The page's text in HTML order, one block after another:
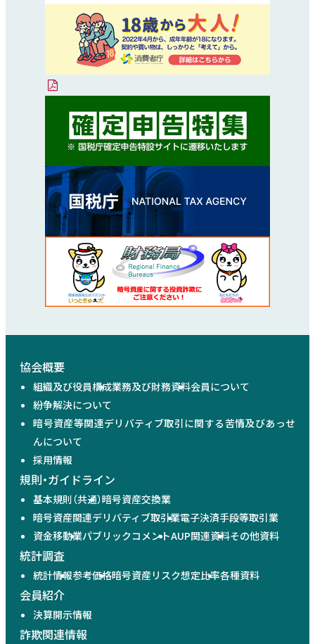
協会概要
組織及び役員構成業務及び財務資料会員について
紛争解決について
暗号資産等関連デリバティブ取引に関する苦情及びあっせ
んについて
採用情報
規則・ガイドライン
基本規則（共通）暗号資産交換業
暗号資産関連デリバティブ取引業電子決済手段等取引業
資金移動業パブリックコメントAUP関連資料その他資料
統計調査
統計情報参考価格暗号資産リスク想定比率各種資料
会員紹介
決算開示情報
詐欺関連情報